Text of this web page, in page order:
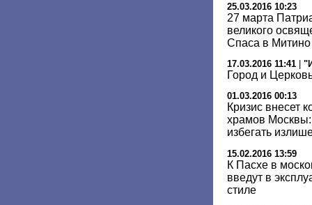
25.03.2016 10:23
27 марта
великого
Спаса в Митино
17.03.2016 11:41
Город и
01.03.2016 00:13
Кризис внесет
храмов Москвы:
избегать
15.02.2016 13:59
К Пасхе в
введут в
стиле